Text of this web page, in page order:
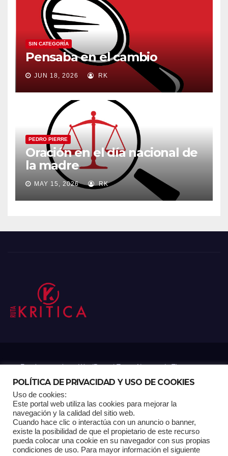
SIN CATEGORÍA
Pensaba en el cambio
JUN 18, 2026 RK
PEDRO PIERRE
Oración en el día nacional de
la madre
MAY 15, 2026 RK
Funciona gracias a WordPress|Tema: Newsup deThemeansar
Home Análisis Carrito RK Contactos Documental Gracias !
Multimedia Página de ejemplo Pagina Principal Pago
POLÍTICA DE PRIVACIDAD Y USO DE COOKIES
Uso de cookies:
Este portal web utiliza las cookies para mejorar la
navegación y la calidad del sitio web.
Cuando hace clic o interactúa con un anuncio o banner,
existe la posibilidad de que el propietario de este recurso
pueda colocar una cookie en su navegador con sus propias
condiciones de uso. Para mayor información el siguiente